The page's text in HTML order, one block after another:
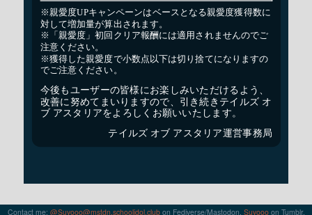
Contact me: @Suyooo@mstdn.schoolidol.clubon Fediverse/Mastodon, Suyoooon Tumblr,